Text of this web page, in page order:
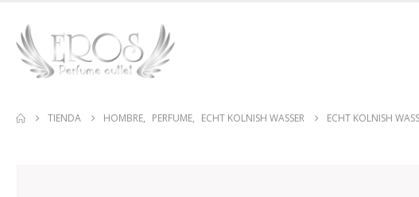
TIENDA HOMBRE, PERFUME, ECHT KOLNISH WASSER ECHT KOLNISH